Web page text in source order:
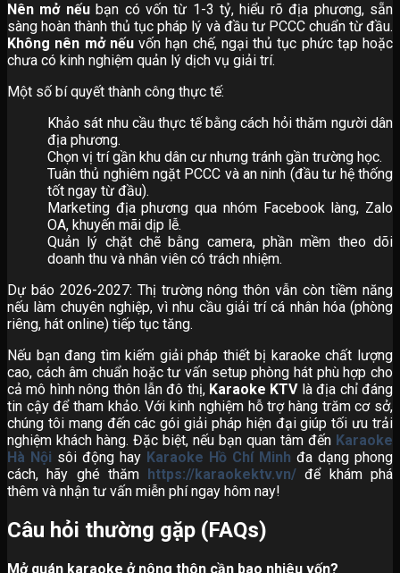
Nên mở nếubạn có vốn từ 1-3 tỷ, hiểu rõ địa phương, sẵn
sàng hoàn thành thủ tục pháp lý và đầu tư PCCC chuẩn từ đầu.
Không nên mở nếuvốn hạn chế, ngại thủ tục phức tạp hoặc
chưa có kinh nghiệm quản lý dịch vụ giải trí.
Một số bí quyết thành công thực tế:
Khảo sát nhu cầu thực tế bằng cách hỏi thăm người dân
địa phương.
Chọn vị trí gần khu dân cư nhưng tránh gần trường học.
Tuân thủ nghiêm ngặt PCCC và an ninh (đầu tư hệ thống
tốt ngay từ đầu).
Marketing địa phương qua nhóm Facebook làng, Zalo
OA, khuyến mãi dịp lễ.
Quản lý chặt chẽ bằng camera, phần mềm theo dõi
doanh thu và nhân viên có trách nhiệm.
Dự báo 2026-2027: Thị trường nông thôn vẫn còn tiềm năng
nếu làm chuyên nghiệp, vì nhu cầu giải trí cá nhân hóa (phòng
riêng, hát online) tiếp tục tăng.
Nếu bạn đang tìm kiếm giải pháp thiết bị karaoke chất lượng
cao, cách âm chuẩn hoặc tư vấn setup phòng hát phù hợp cho
cả mô hình nông thôn lẫn đô thị, Karaoke KTVlà địa chỉ đáng
tin cậy để tham khảo. Với kinh nghiệm hỗ trợ hàng trăm cơ sở,
chúng tôi mang đến các gói giải pháp hiện đại giúp tối ưu trải
nghiệm khách hàng. Đặc biệt, nếu bạn quan tâm đến Karaoke
Hà Nội sôi động hay Karaoke Hồ Chí Minh đa dạng phong
cách, hãy ghé thăm
https://karaokektv.vn/ để khám phá
thêm và nhận tư vấn miễn phí ngay hôm nay!
Câu hỏi thường gặp (FAQs)
Mở quán karaoke ở nông thôn cần bao nhiêu vốn?